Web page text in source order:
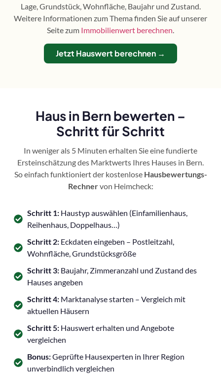
Lage, Grundstück, Wohnfläche, Baujahr und Zustand.
Weitere Informationen zum Thema finden Sie auf unserer
Seite zum Immobilienwert berechnen.
Jetzt Hauswert berechnen →
Haus in Bern bewerten –
Schritt für Schritt
In weniger als 5 Minuten erhalten Sie eine fundierte
Ersteinschätzung des Marktwerts Ihres Hauses in Bern.
So einfach funktioniert der kostenlose Hausbewertungs-
Rechnervon Heimcheck:
Schritt 1: Haustyp auswählen (Einfamilienhaus,
Reihenhaus, Doppelhaus…)
Schritt 2: Eckdaten eingeben – Postleitzahl,
Wohnfläche, Grundstücksgröße
Schritt 3: Baujahr, Zimmeranzahl und Zustand des
Hauses angeben
Schritt 4: Marktanalyse starten – Vergleich mit
aktuellen Häusern
Schritt 5: Hauswert erhalten und Angebote
vergleichen
Bonus:Geprüfte Hausexperten in Ihrer Region
unverbindlich vergleichen